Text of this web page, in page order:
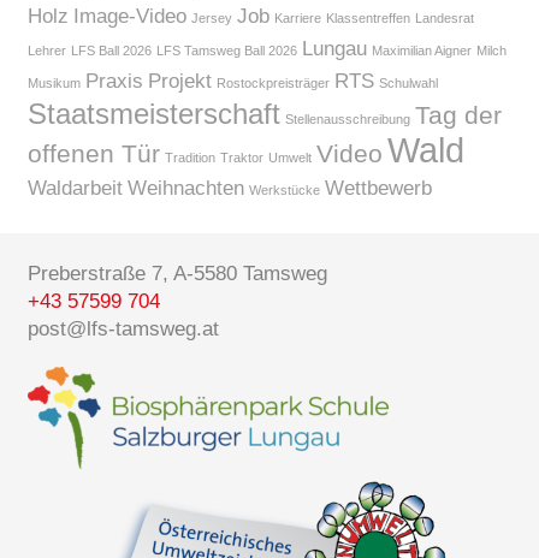
Holz Image-Video Jersey Job Karriere Klassentreffen Landesrat
Lehrer LFS Ball 2026 LFS Tamsweg Ball 2026 Lungau Maximilian Aigner Milch
Musikum Praxis Projekt Rostockpreisträger RTS Schulwahl
Staatsmeisterschaft Stellenausschreibung Tag der
offenen Tür Tradition Traktor Umwelt Video Wald
Waldarbeit Weihnachten Werkstücke Wettbewerb
Preberstraße 7, A-5580 Tamsweg
+43 57599 704
post@lfs-tamsweg.at